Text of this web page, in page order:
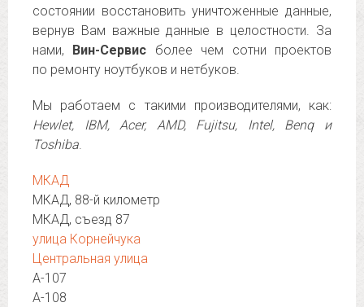
состоянии восстановить уничтоженные данные,
вернув Вам важные данные в целостности. За
нами, Вин-Сервис более чем сотни проектов
по ремонту ноутбуков и нетбуков.
Мы работаем с такими производителями, как:
Hewlet, IBM, Acer, AMD, Fujitsu, Intel, Benq и
Toshiba.
МКАД
МКАД, 88-й километр
МКАД, съезд 87
улица Корнейчука
Центральная улица
А-107
А-108